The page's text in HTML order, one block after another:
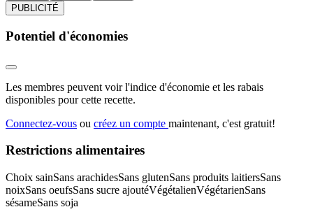
PUBLICITÉ
Potentiel d'économies
Les membres peuvent voir l'indice d'économie et les rabais
disponibles pour cette recette.
Connectez-vous ou créez un compte maintenant, c'est gratuit!
Restrictions alimentaires
Choix sainSans arachidesSans glutenSans produits laitiersSans
noixSans oeufsSans sucre ajoutéVégétalienVégétarienSans
sésameSans soja